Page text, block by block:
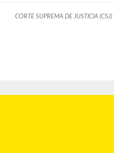
CORTE SUPREMA DE JUSTICIA (CSJ)